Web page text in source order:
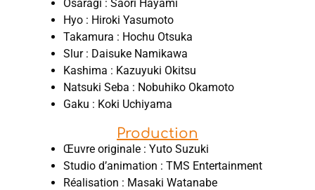
Osaragi : Saori Hayami
Hyo : Hiroki Yasumoto
Takamura : Hochu Otsuka
Slur : Daisuke Namikawa
Kashima : Kazuyuki Okitsu
Natsuki Seba : Nobuhiko Okamoto
Gaku : Koki Uchiyama
Production
Œuvre originale : Yuto Suzuki
Studio d’animation : TMS Entertainment
Réalisation : Masaki Watanabe